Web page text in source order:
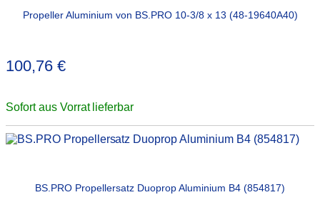
Propeller Aluminium von BS.PRO 10-3/8 x 13 (48-19640A40)
100,76 €
Sofort aus Vorrat lieferbar
BS.PRO Propellersatz Duoprop Aluminium B4 (854817)